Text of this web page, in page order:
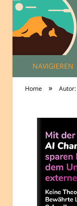
NAVIGIEREN
Home » Autor: